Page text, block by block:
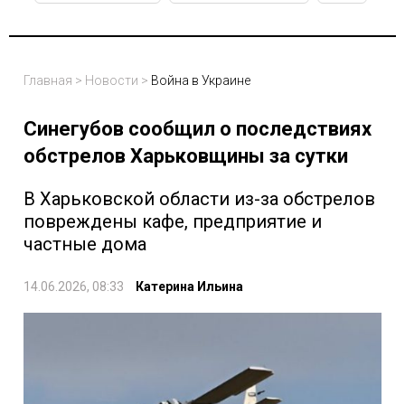
Главная > Новости > Война в Украине
Синегубов сообщил о последствиях
обстрелов Харьковщины за сутки
В Харьковской области из-за обстрелов
повреждены кафе, предприятие и
частные дома
14.06.2026, 08:33 Катерина Ильина